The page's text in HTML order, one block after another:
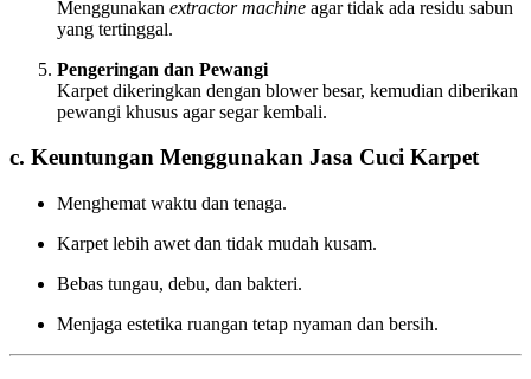
Menggunakan extractor machine agar tidak ada residu sabun
yang tertinggal.
Pengeringan dan Pewangi
Karpet dikeringkan dengan blower besar, kemudian diberikan
pewangi khusus agar segar kembali.
c. Keuntungan Menggunakan Jasa Cuci Karpet
Menghemat waktu dan tenaga.
Karpet lebih awet dan tidak mudah kusam.
Bebas tungau, debu, dan bakteri.
Menjaga estetika ruangan tetap nyaman dan bersih.